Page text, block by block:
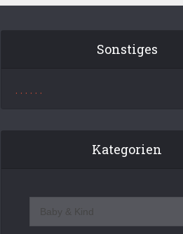
Sonstiges
. . . . . .
Kategorien